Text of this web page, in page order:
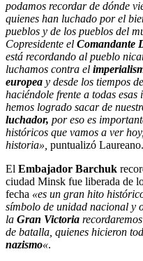
podamos recordar de dónde
quienes han luchado por el
pueblos y de los pueblos del
Copresidente el Comandante
está recordando al pueblo
luchamos contra el
europea y desde los tiempos
haciéndole frente a todas
hemos logrado sacar de
luchador, por eso es
históricos que vamos a ver
historia», puntualizó Laureano.
El Embajador Barchuk
ciudad Minsk fue liberada de
fecha «es un gran hito
símbolo de unidad nacional y
la Gran Victoria
de batalla, quienes hicieron
nazismo«.